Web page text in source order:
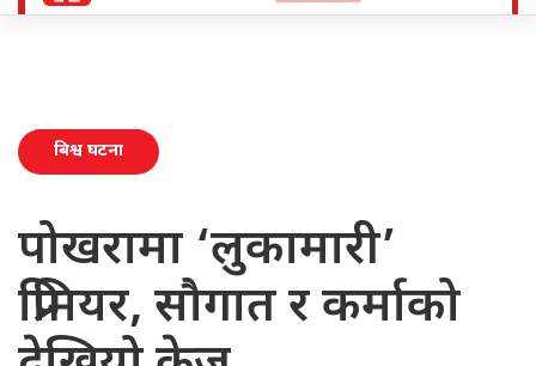
बिश्व घटना
पोखरामा ‘लुकामारी’
प्रिमियर, सौगात र कर्माको